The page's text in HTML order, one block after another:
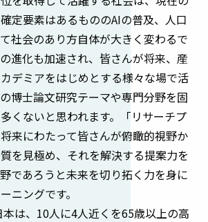
定要素はあるもののAIの普及、人口
社会のあり方自体が大きく変わるで
進化も加速され、皆さんが将来、産
デミアをはじめとする様々な場で活
博士論文研究テーマや専門分野を固
くないと思われます。「リサーチプ
来にわたって皆さんが俯瞰的視野か
を見極め、それを解決する提案力を
であろうと未来を切り拓く力を身に
ニングです。
は、10人に4人近くを65歳以上の高